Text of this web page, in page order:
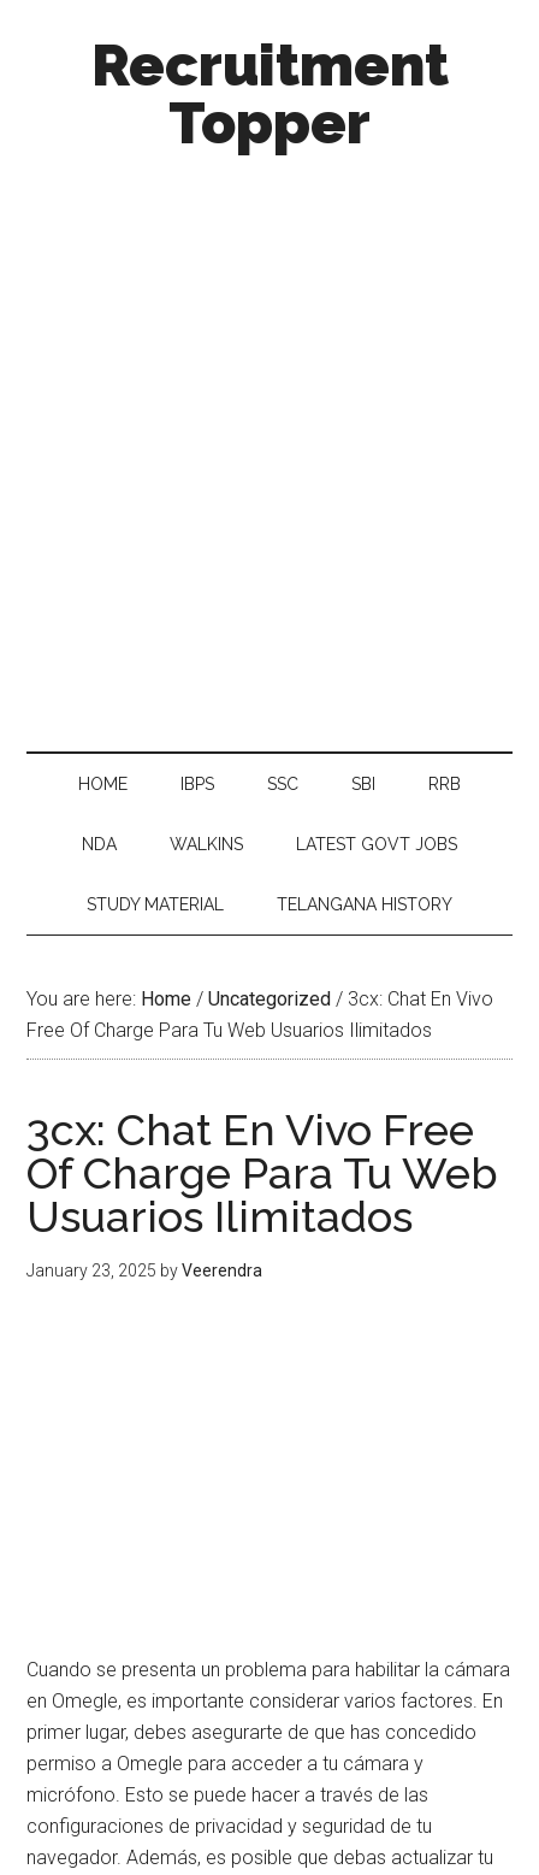
Recruitment
Topper
HOME IBPS SSC SBI RRB
NDA WALKINS LATEST GOVT JOBS
STUDY MATERIAL TELANGANA HISTORY
You are here: Home / Uncategorized / 3cx: Chat En Vivo
Free Of Charge Para Tu Web Usuarios Ilimitados
3cx: Chat En Vivo Free
Of Charge Para Tu Web
Usuarios Ilimitados
January 23, 2025 byVeerendra
Cuando se presenta un problema para habilitar la cámara
en Omegle, es importante considerar varios factores. En
primer lugar, debes asegurarte de que has concedido
permiso a Omegle para acceder a tu cámara y
micrófono. Esto se puede hacer a través de las
configuraciones de privacidad y seguridad de tu
navegador. Además, es posible que debas actualizar tu